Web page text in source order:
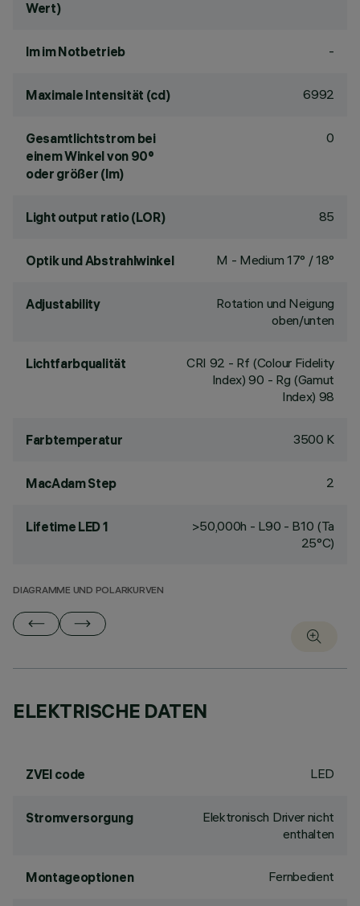
Wert)
lm im Notbetrieb -
Maximale Intensität (cd) 6992
Gesamtlichtstrom bei
einem Winkel von 90°
oder größer (lm)
0
Light output ratio (LOR) 85
Optik und Abstrahlwinkel M - Medium 17° / 18°
Adjustability
Rotation und Neigung
oben/unten
Lichtfarbqualität CRI 92 - Rf (Colour Fidelity
Index) 90 - Rg (Gamut
Index) 98
Farbtemperatur 3500 K
MacAdam Step 2
Lifetime LED 1
>50,000h - L90 - B10 (Ta
25°C)
DIAGRAMME UND POLARKURVEN
ELEKTRISCHE DATEN
ZVEI code LED
Stromversorgung
Elektronisch Driver nicht
enthalten
Montageoptionen Fernbedient